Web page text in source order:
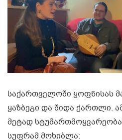
საქართველოში ყოფნისას
ყაზბეგი და შიდა ქართლი.
მეტად
სუფრამ მოხიბლა: